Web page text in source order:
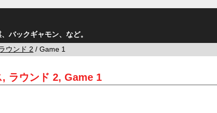
バックギャモン、など。
ウンド 2 / Game 1
, ラウンド 2, Game 1